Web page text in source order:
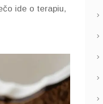
ide o terapiu,